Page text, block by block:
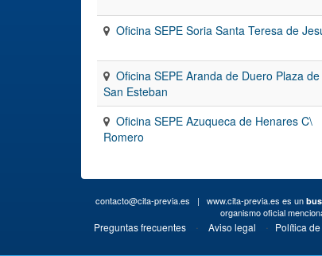
Oficina SEPE Soria Santa Teresa de
Oficina SEPE Aranda de Duero Plaza de
San Esteban
Oficina SEPE Azuqueca de Henares C\
Romero
contacto@cita-previa.es | www.cita-previa.es es un
organismo oficial
Preguntas frecuentes· Aviso legal · Política